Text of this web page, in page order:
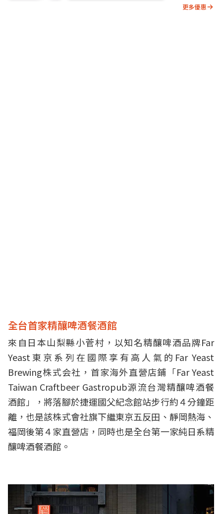
更多優惠
全台首家精釀啤酒餐酒館
來自日本山梨縣小菅村，以知名精釀啤酒品牌Far
Yeast東京系列在國際享有高人氣的Far Yeast
Brewing株式会社，首家海外直營店鋪「Far Yeast
Taiwan Craftbeer Gastropub源流台灣精釀啤酒餐
酒館」，將落腳於捷運國父紀念館站步行約４分鐘距
離，也是該株式會社旗下繼東京五反田、靜岡熱海、
福岡後第４家直營店，同時也是全台第一家純日系精
釀啤酒餐酒館。